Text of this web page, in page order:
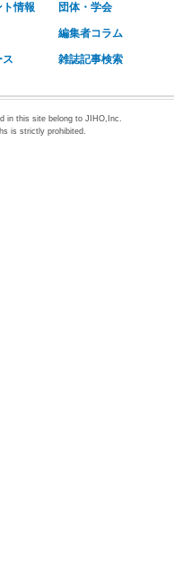
情報 団体・学会
編集者コラム
ス 雑誌記事検索
in this site belong to JIHO,Inc.
is strictly prohibited.